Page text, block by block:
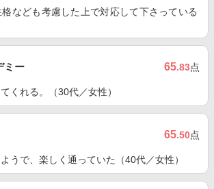
なども考慮した上で対応して下さっている
ミー 65.83点
くれる。（30代／女性）
65.50点
うで、楽しく通っていた（40代／女性）